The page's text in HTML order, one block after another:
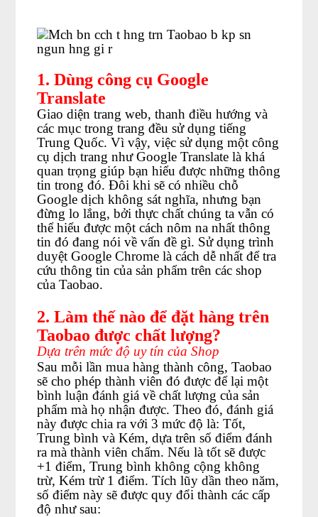
1. Dùng công cụ Google
Translate
Giao diện trang web, thanh điều hướng và
các mục trong trang đều sử dụng tiếng
Trung Quốc. Vì vậy, việc sử dụng một công
cụ dịch trang như Google Translate là khá
quan trọng giúp bạn hiểu được những thông
tin trong đó. Đôi khi sẽ có nhiều chỗ
Google dịch không sát nghĩa, nhưng bạn
đừng lo lắng, bởi thực chất chúng ta vẫn có
thể hiểu được một cách nôm na nhất thông
tin đó đang nói về vấn đề gì. Sử dụng trình
duyệt Google Chrome là cách dễ nhất để tra
cứu thông tin của sản phẩm trên các shop
của Taobao.
2. Làm thế nào để đặt hàng trên
Taobao được chất lượng?
Dựa trên mức độ uy tín của Shop
Sau mỗi lần mua hàng thành công, Taobao
sẽ cho phép thành viên đó được để lại một
bình luận đánh giá về chất lượng của sản
phẩm mà họ nhận được. Theo đó, đánh giá
này được chia ra với 3 mức độ là: Tốt,
Trung bình và Kém, dựa trên số điểm đánh
ra mà thành viên chấm. Nếu là tốt sẽ được
+1 điểm, Trung bình không cộng không
trừ, Kém trừ 1 điểm. Tích lũy dần theo năm,
số điểm này sẽ được quy đổi thành các cấp
độ như sau: